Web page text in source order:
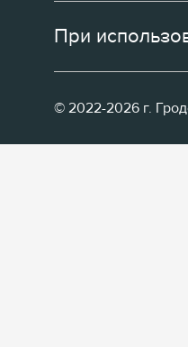
При
© 2022-2026 г.